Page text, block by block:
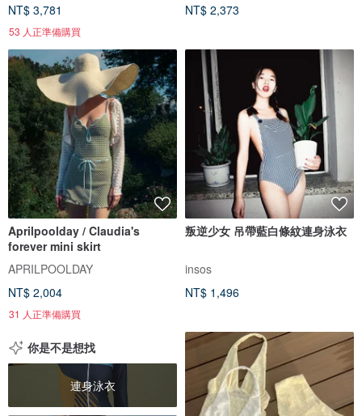
NT$ 3,781
53 人正準備購買
NT$ 2,373
Aprilpoolday / Claudia's
forever mini skirt
APRILPOOLDAY
NT$ 2,004
31 人正準備購買
叛逆少女 吊帶藍白條紋連身泳衣
insos
NT$ 1,496
你是不是想找
連身泳衣